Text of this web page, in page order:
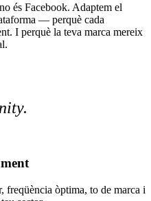
és Facebook. Adaptem el
— perquè cada
I perquè la teva marca mereix
.
freqüència òptima, to de marca i